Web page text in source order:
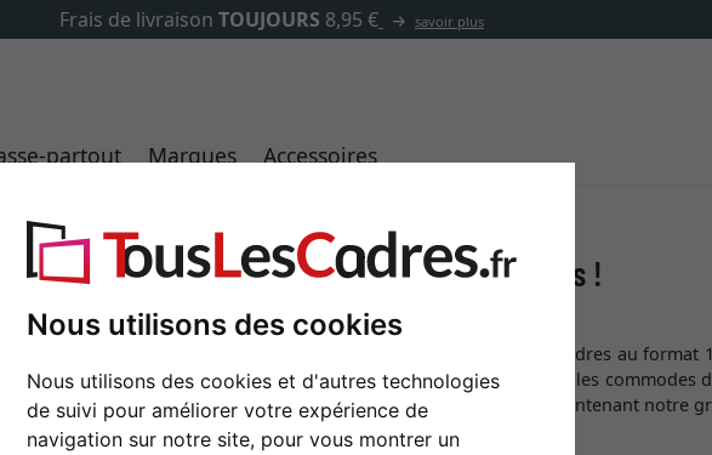
Nous utilisons des cookies
Nous utilisons des cookies et d'autres technologies
de suivi pour améliorer votre expérience de
navigation sur notre site, pour vous montrer un
✓500 000 articles au choix
partout Marques Accessoires
photo 13x18 parfaits pour les galeries murales !
Cadres de dimensions 13x18 cm
être combinés avec des cadres d’autres tailles : les cadres au format
leur petit format, vos photos trouveront leur place sur les murs et les commodes
le bonheur d’un être cher en tant que cadeau. Découvrez dès maintenant notre